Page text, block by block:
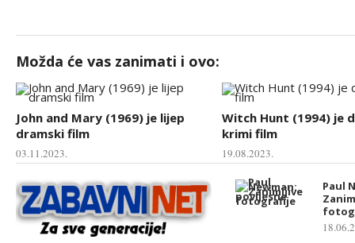
Možda će vas zanimati i ovo:
John and Mary (1969) je lijep
dramski film
03.11.2023.
Witch Hunt (1994) je
krimi film
19.08.2023.
Paul